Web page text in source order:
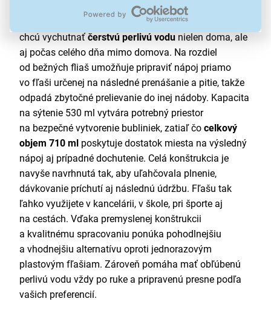
SodaStream Fizz&Go EASY MIX STORM
predstavuje praktické riešenie pre všetkých, ktorí si
chcú vychutnať čerstvú perlivú vodu nielen doma, ale
aj počas celého dňa mimo domova. Na rozdiel
od bežných fliaš umožňuje pripraviť nápoj priamo
vo fľaši určenej na následné prenášanie a pitie, takže
odpadá zbytočné prelievanie do inej nádoby. Kapacita
na sýtenie 530 ml vytvára potrebný priestor
na bezpečné vytvorenie bubliniek, zatiaľ čo celkový
objem 710 ml poskytuje dostatok miesta na výsledný
nápoj aj prípadné dochutenie. Celá konštrukcia je
navyše navrhnutá tak, aby uľahčovala plnenie,
dávkovanie príchutí aj následnú údržbu. Fľašu tak
ľahko využijete v kancelárii, v škole, pri športe aj
na cestách. Vďaka premyslenej konštrukcii
a kvalitnému spracovaniu ponúka pohodlnejšiu
a vhodnejšiu alternatívu oproti jednorazovým
plastovým fľašiam. Zároveň pomáha mať obľúbenú
perlivú vodu vždy po ruke a pripravenú presne podľa
vašich preferencií.